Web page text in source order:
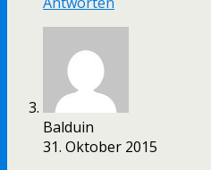
Balduin
31. Oktober 2015